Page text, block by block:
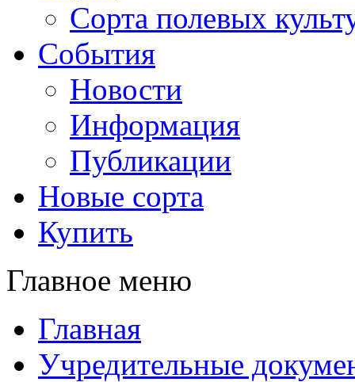
Сорта полевых
События
Новости
Информация
Публикации
Новые сорта
Купить
Главное меню
Главная
Учредительные